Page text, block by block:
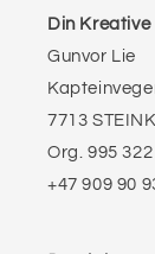
Din
Gunvor Lie
7713
Org. 995 322
+47 909 90